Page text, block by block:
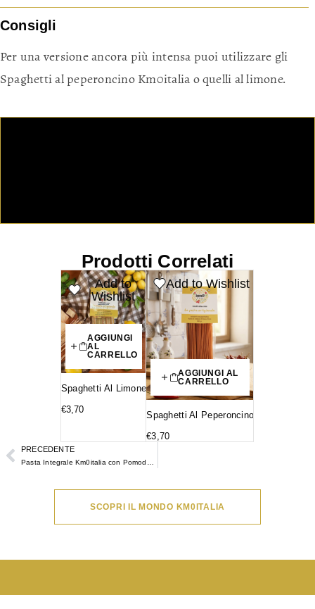
Consigli
Per una versione ancora più intensa puoi utilizzare gli
Spaghetti al peperoncino Km0italia o quelli al limone.
Prodotti Correlati
Add to
Wishlist
AGGIUNGI
AL
CARRELLO
Spaghetti Al Limone
€3,70
Add to Wishlist
AGGIUNGI AL
CARRELLO
Spaghetti Al Peperoncino
€3,70
PRECEDENTE
SCOPRI IL MONDO KM0ITALIA